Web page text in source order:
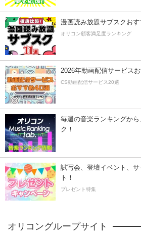
漫画読み放題サブスクおす
オリコン顧客満足度ランキング
2026年動画配信サービス
CS動画配信サービス20選
毎週の音楽ランキングか
ク！
試写会、登壇イベント、
ト！
プレゼント特集
オリコングループサイト